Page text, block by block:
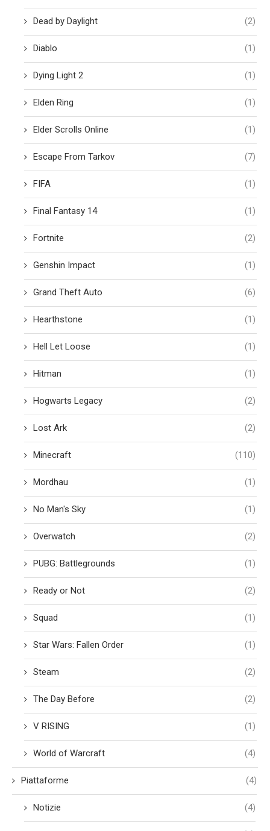
Dead by Daylight (2)
Diablo (1)
Dying Light 2 (1)
Elden Ring (1)
Elder Scrolls Online (1)
Escape From Tarkov (7)
FIFA (1)
Final Fantasy 14 (1)
Fortnite (2)
Genshin Impact (1)
Grand Theft Auto (6)
Hearthstone (1)
Hell Let Loose (1)
Hitman (1)
Hogwarts Legacy (2)
Lost Ark (2)
Minecraft (110)
Mordhau (1)
No Man's Sky (1)
Overwatch (2)
PUBG: Battlegrounds (1)
Ready or Not (2)
Squad (1)
Star Wars: Fallen Order (1)
Steam (2)
The Day Before (2)
V RISING (1)
World of Warcraft (4)
Piattaforme (4)
Notizie (4)